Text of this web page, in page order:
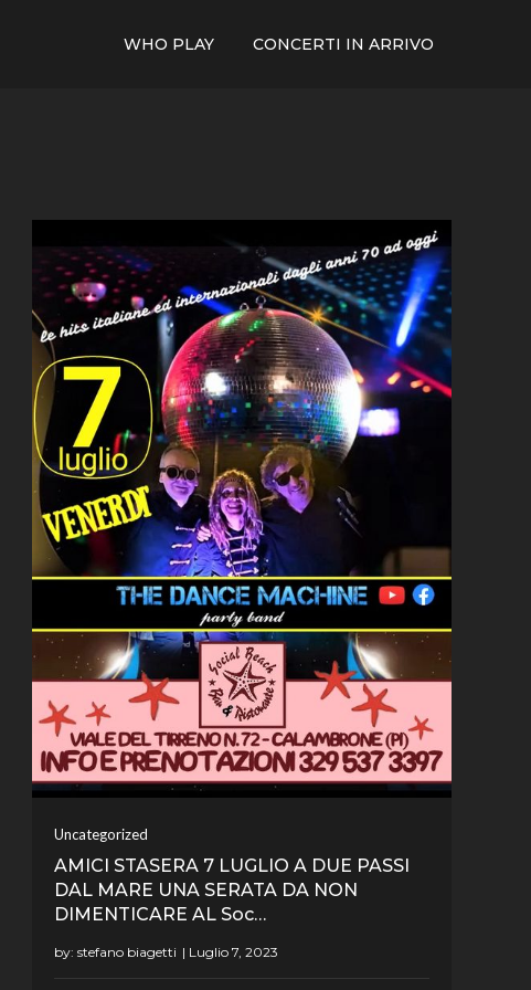
WHO PLAY CONCERTI IN ARRIVO
Uncategorized
AMICI STASERA 7 LUGLIO A DUE PASSI
DAL MARE UNA SERATA DA NON
DIMENTICARE AL Soc…
by: stefano biagetti